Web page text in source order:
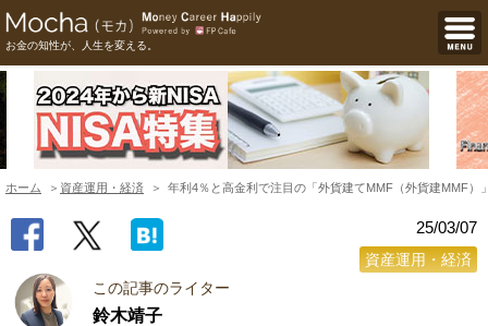
お金の知性が、人生を変える。
ホーム 資産運用・経済 年利4％と高金利で注目の「外貨建てMMF（外貨建MMF）
25/03/07
資産運用・経済
この記事のライター
鈴木靖子